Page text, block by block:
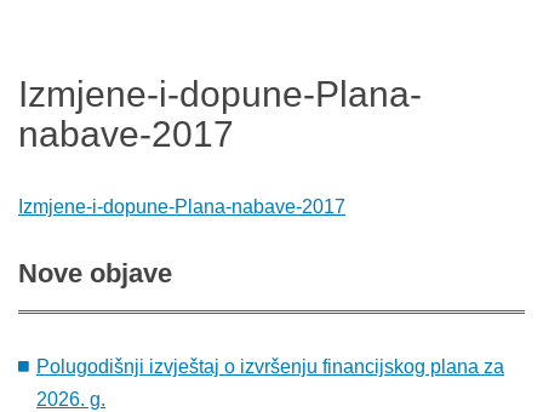
Izmjene-i-dopune-Plana-
nabave-2017
Izmjene-i-dopune-Plana-nabave-2017
Nove objave
Polugodišnji izvještaj o izvršenju financijskog plana za
2026. g.